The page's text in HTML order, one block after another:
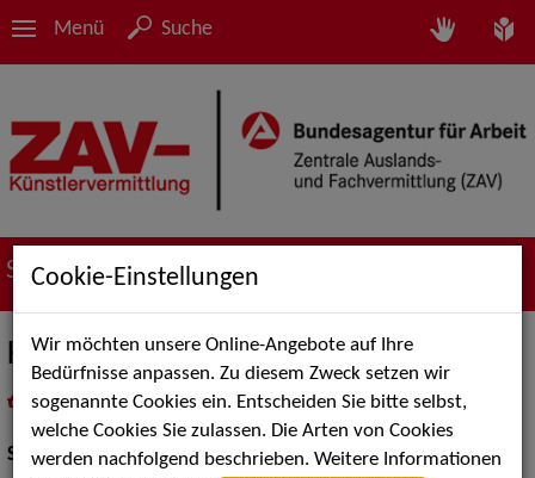
Menü Suche
Suche nach Künstler*innen
Kai Frederic Schrickel
als PDF speichern
inMeine Merklistelegen
Schauspiel:Bühne
Cookie-Einstellungen
Wir möchten unsere Online-Angebote auf Ihre
Bedürfnisse anpassen. Zu diesem Zweck setzen wir
sogenannte Cookies ein. Entscheiden Sie bitte selbst,
welche Cookies Sie zulassen. Die Arten von Cookies
werden nachfolgend beschrieben. Weitere Informationen